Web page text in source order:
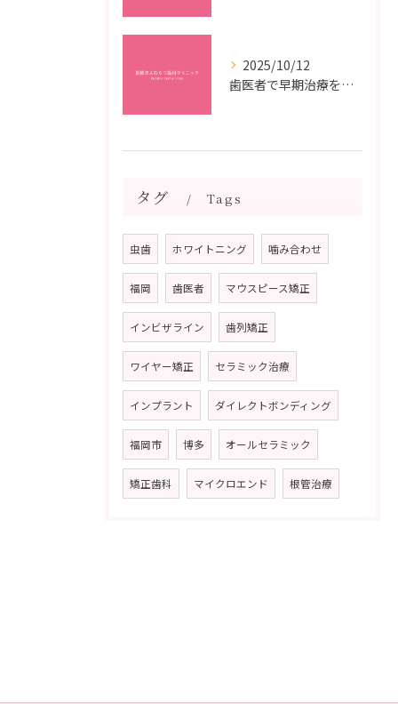
2025/10/12
歯医者で早期治療を受けるメリットと虫歯悪化を防ぐ最短ステップ
タグ Tags
虫歯 ホワイトニング 噛み合わせ
福岡 歯医者 マウスピース矯正
インビザライン 歯列矯正
ワイヤー矯正 セラミック治療
インプラント ダイレクトボンディング
福岡市 博多 オールセラミック
矯正歯科 マイクロエンド 根管治療